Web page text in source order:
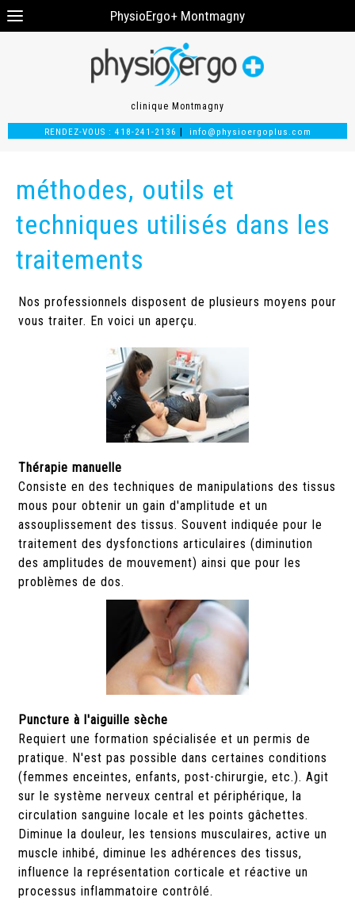
PhysioErgo+ Montmagny
clinique Montmagny
RENDEZ-VOUS : 418-241-2136 | info@physioergoplus.com
méthodes, outils et
techniques utilisés dans les
traitements
Nos professionnels disposent de plusieurs moyens pour
vous traiter. En voici un aperçu.
Thérapie manuelle
Consiste en des techniques de manipulations des tissus
mous pour obtenir un gain d'amplitude et un
assouplissement des tissus. Souvent indiquée pour le
traitement des dysfonctions articulaires (diminution
des amplitudes de mouvement) ainsi que pour les
problèmes de dos.
Puncture à l'aiguille sèche
Requiert une formation spécialisée et un permis de
pratique. N'est pas possible dans certaines conditions
(femmes enceintes, enfants, post-chirurgie, etc.). Agit
sur le système nerveux central et périphérique, la
circulation sanguine locale et les points gâchettes.
Diminue la douleur, les tensions musculaires, active un
muscle inhibé, diminue les adhérences des tissus,
influence la représentation corticale et réactive un
processus inflammatoire contrôlé.